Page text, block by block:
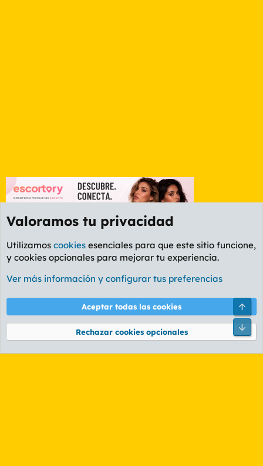
Etiquetas
Cookies
PL OLDSTYLE AMARILLO
Términos y reglas Política de privacidad Ayuda
Community platform by XenForo® © 2010-2026 XenForo Ltd.
Valoramos tu privacidad
Utilizamos cookies esenciales para que este sitio funcione,
y cookies opcionales para mejorar tu experiencia.
Ver más información y configurar tus preferencias
Aceptar todas las cookies
Rechazar cookies opcionales
Pie